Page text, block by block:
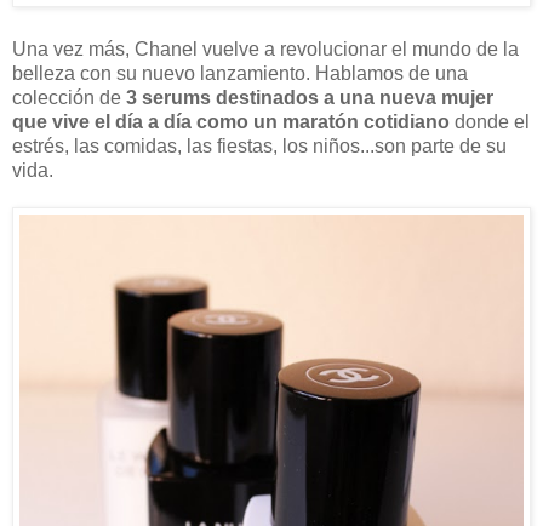
Una vez más, Chanel vuelve a revolucionar el mundo de la
belleza con su nuevo lanzamiento. Hablamos de una
colección de 3 serums destinados a una nueva mujer
que vive el día a día como un maratón cotidiano donde el
estrés, las comidas, las fiestas, los niños...son parte de su
vida.